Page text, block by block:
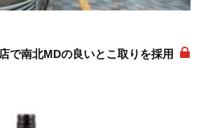
で南北MDの良いとこ取りを採用